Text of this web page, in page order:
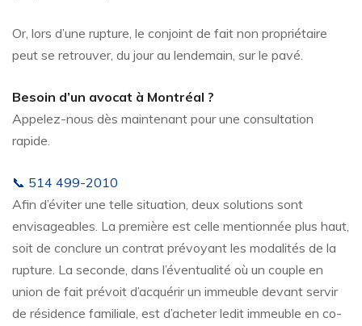
Or, lors d’une rupture, le conjoint de fait non propriétaire
peut se retrouver, du jour au lendemain, sur le pavé.
Besoin d’un avocat à Montréal ?
Appelez-nous dès maintenant pour une consultation
rapide.
📞 514 499-2010
Afin d’éviter une telle situation, deux solutions sont
envisageables. La première est celle mentionnée plus haut,
soit de conclure un contrat prévoyant les modalités de la
rupture. La seconde, dans l’éventualité où un couple en
union de fait prévoit d’acquérir un immeuble devant servir
de résidence familiale, est d’acheter ledit immeuble en co-